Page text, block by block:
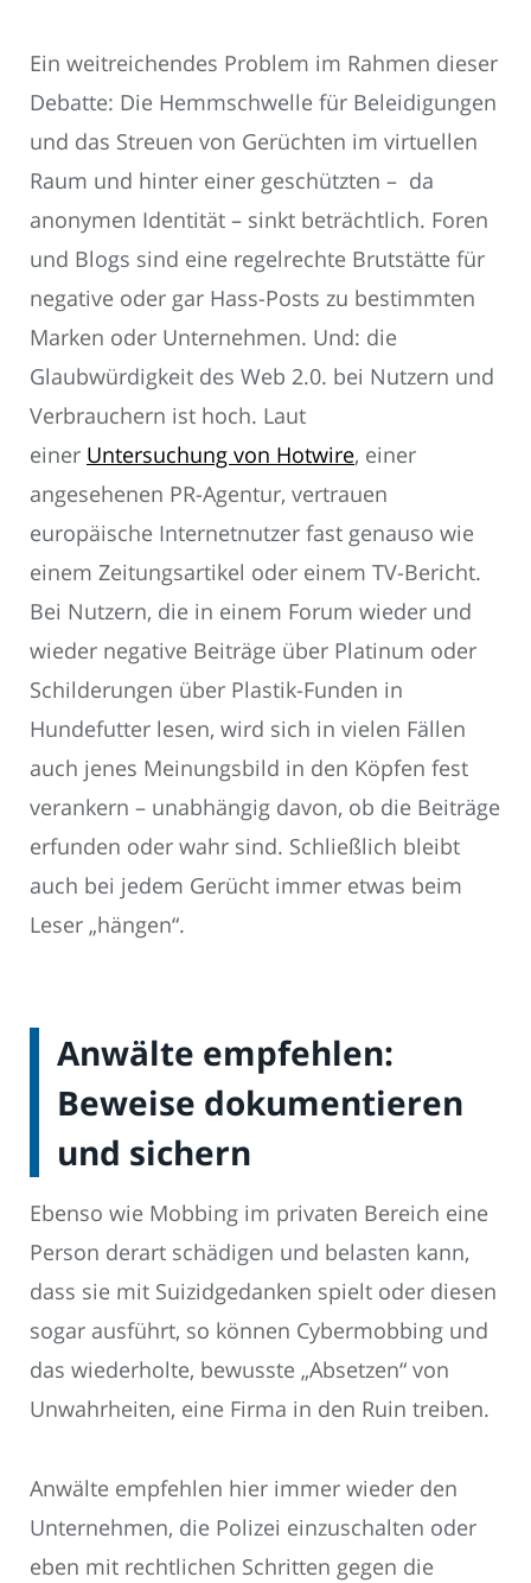
Ein weitreichendes Problem im Rahmen dieser
Debatte: Die Hemmschwelle für Beleidigungen
und das Streuen von Gerüchten im virtuellen
Raum und hinter einer geschützten – da
anonymen Identität – sinkt beträchtlich. Foren
und Blogs sind eine regelrechte Brutstätte für
negative oder gar Hass-Posts zu bestimmten
Marken oder Unternehmen. Und: die
Glaubwürdigkeit des Web 2.0. bei Nutzern und
Verbrauchern ist hoch. Laut
einer Untersuchung von Hotwire, einer
angesehenen PR-Agentur, vertrauen
europäische Internetnutzer fast genauso wie
einem Zeitungsartikel oder einem TV-Bericht.
Bei Nutzern, die in einem Forum wieder und
wieder negative Beiträge über Platinum oder
Schilderungen über Plastik-Funden in
Hundefutter lesen, wird sich in vielen Fällen
auch jenes Meinungsbild in den Köpfen fest
verankern – unabhängig davon, ob die Beiträge
erfunden oder wahr sind. Schließlich bleibt
auch bei jedem Gerücht immer etwas beim
Leser „hängen“.
Anwälte empfehlen:
Beweise dokumentieren
und sichern
Ebenso wie Mobbing im privaten Bereich eine
Person derart schädigen und belasten kann,
dass sie mit Suizidgedanken spielt oder diesen
sogar ausführt, so können Cybermobbing und
das wiederholte, bewusste „Absetzen“ von
Unwahrheiten, eine Firma in den Ruin treiben.
Anwälte empfehlen hier immer wieder den
Unternehmen, die Polizei einzuschalten oder
eben mit rechtlichen Schritten gegen die